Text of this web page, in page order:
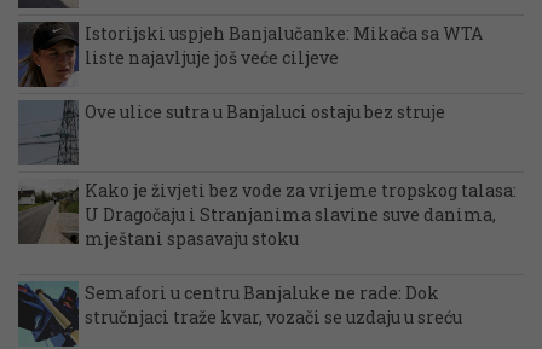
Istorijski uspjeh Banjalučanke: Mikača sa WTA
liste najavljuje još veće ciljeve
Ove ulice sutra u Banjaluci ostaju bez struje
Kako je živjeti bez vode za vrijeme tropskog talasa:
U Dragočaju i Stranjanima slavine suve danima,
mještani spasavaju stoku
Semafori u centru Banjaluke ne rade: Dok
stručnjaci traže kvar, vozači se uzdaju u sreću